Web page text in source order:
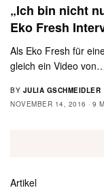
„Ich bin nicht
Eko Fresh
Als Eko Fresh für
gleich ein Video
BY JULIA GSCHMEIDLER
NOVEMBER 14, 2016
9
Artikel